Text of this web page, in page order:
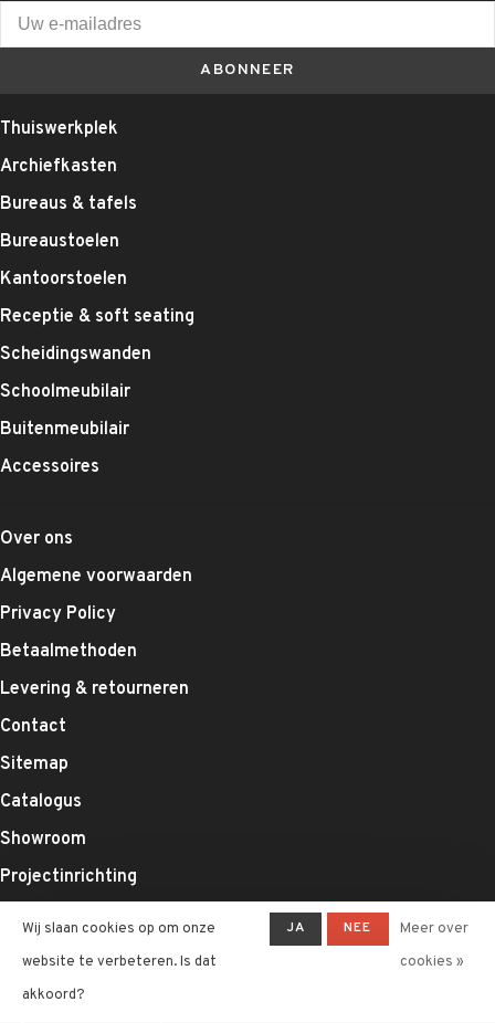
ABONNEER
Thuiswerkplek
Archiefkasten
Bureaus & tafels
Bureaustoelen
Kantoorstoelen
Receptie & soft seating
Scheidingswanden
Schoolmeubilair
Buitenmeubilair
Accessoires
Over ons
Algemene voorwaarden
Privacy Policy
Betaalmethoden
Levering & retourneren
Contact
Sitemap
Catalogus
Showroom
Projectinrichting
Betrouwbare webshop voor kantoormeubilair
Op zoek naar uw volgend topbureau?
Inofec — Dé Belgische expert in kantoorinrichting en
Wij slaan cookies op om onze
website te verbeteren. Is dat
akkoord?
JA NEE
Meer over
cookies »